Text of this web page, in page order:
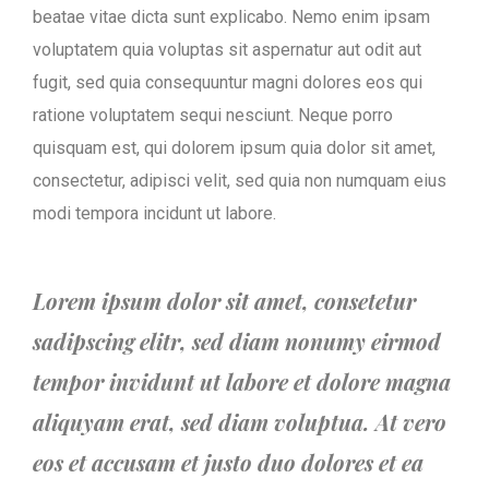
beatae vitae dicta sunt explicabo. Nemo enim ipsam
voluptatem quia voluptas sit aspernatur aut odit aut
fugit, sed quia consequuntur magni dolores eos qui
ratione voluptatem sequi nesciunt. Neque porro
quisquam est, qui dolorem ipsum quia dolor sit amet,
consectetur, adipisci velit, sed quia non numquam eius
modi tempora incidunt ut labore.
Lorem ipsum dolor sit amet, consetetur
sadipscing elitr, sed diam nonumy eirmod
tempor invidunt ut labore et dolore magna
aliquyam erat, sed diam voluptua. At vero
eos et accusam et justo duo dolores et ea